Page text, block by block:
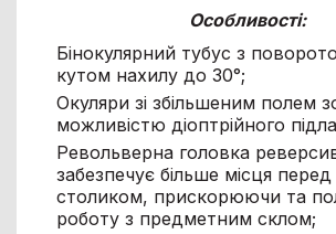
Особливості:
Бінокулярний тубус з
кутом нахилу до 30°;
Окуляри зі збільшеним полем
можливістю діоптрійного
Револьверна головка
забезпечує більше місця
столиком, прискорюючи та
роботу з предметним склом;